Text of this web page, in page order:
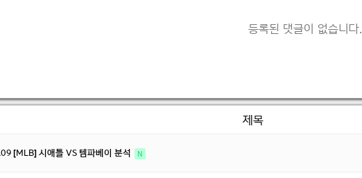
등록된 댓글이 없습니다.
제목
[MLB] 시애틀 VS 템파베이 분석 N